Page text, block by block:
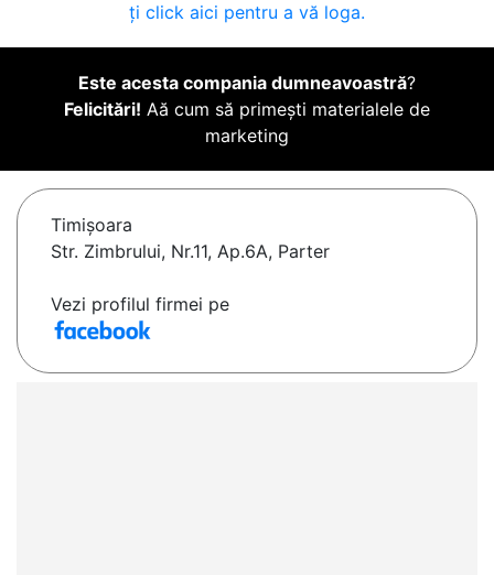
ți click aici pentru a vă loga.
Este acesta compania dumneavoastră?
Felicitări! Aă cum să primești materialele de
marketing
Timişoara
Str. Zimbrului, Nr.11, Ap.6A, Parter
Vezi profilul firmei pe